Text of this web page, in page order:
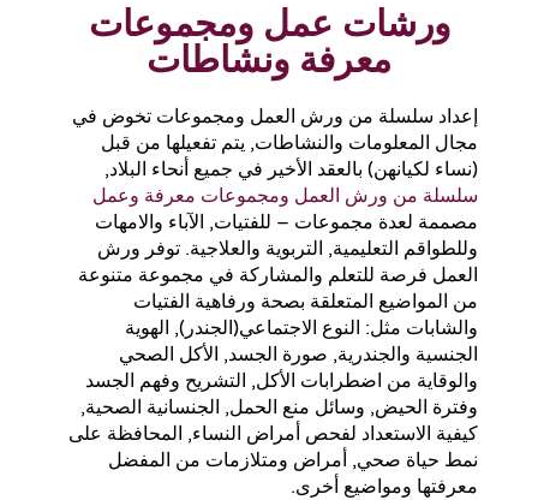
ورشات عمل ومجموعات
معرفة ونشاطات
إعداد سلسلة من ورش العمل ومجموعات تخوض في
مجال المعلومات والنشاطات, يتم تفعيلها من قبل
(نساء لكيانهن) بالعقد الأخير في جميع أنحاء البلاد,
سلسلة من ورش العمل ومجموعات معرفة وعمل
مصممة لعدة مجموعات – للفتيات, الآباء والامهات
وللطواقم التعليمية, التربوية والعلاجية. توفر ورش
العمل فرصة للتعلم والمشاركة في مجموعة متنوعة
من المواضيع المتعلقة بصحة ورفاهية الفتيات
والشابات مثل: النوع الاجتماعي(الجندر), الهوية
الجنسية والجندرية, صورة الجسد, الأكل الصحي
والوقاية من اضطرابات الأكل, التشريح وفهم الجسد
وفترة الحيض, وسائل منع الحمل, الجنسانية الصحية,
كيفية الاستعداد لفحص أمراض النساء, المحافظة على
نمط حياة صحي, أمراض ومتلازمات من المفضل
معرفتها ومواضيع أخرى.